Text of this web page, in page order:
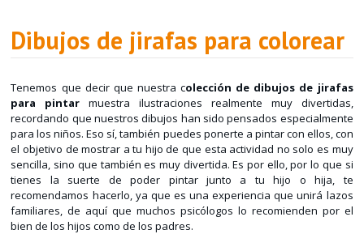
Dibujos de jirafas para colorear
Tenemos que decir que nuestra colección de dibujos de jirafas
para pintar muestra ilustraciones realmente muy divertidas,
recordando que nuestros dibujos han sido pensados especialmente
para los niños. Eso sí, también puedes ponerte a pintar con ellos, con
el objetivo de mostrar a tu hijo de que esta actividad no solo es muy
sencilla, sino que también es muy divertida. Es por ello, por lo que si
tienes la suerte de poder pintar junto a tu hijo o hija, te
recomendamos hacerlo, ya que es una experiencia que unirá lazos
familiares, de aquí que muchos psicólogos lo recomienden por el
bien de los hijos como de los padres.